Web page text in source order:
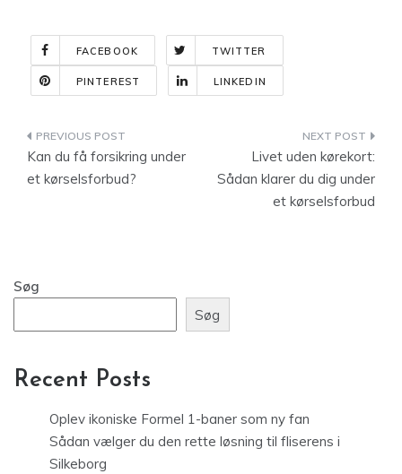
FACEBOOK TWITTER
PINTEREST LINKEDIN
Indlægsnavigation
Kan du få forsikring under
et kørselsforbud?
Livet uden kørekort:
Sådan klarer du dig under
et kørselsforbud
Søg
Søg
Recent Posts
Oplev ikoniske Formel 1-baner som ny fan
Sådan vælger du den rette løsning til fliserens i
Silkeborg